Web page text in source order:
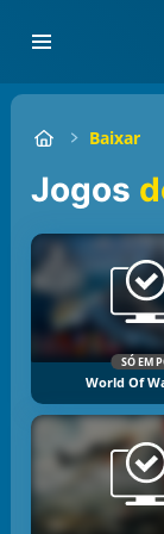
Baixar
Jogos
SÓ EM
World Of